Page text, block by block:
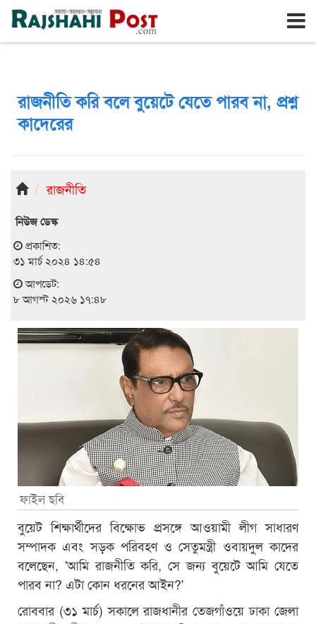
রাজশাহী শনিবার, ৮ই আগস্ট ২০২৬, ২৫শে শ্রাবণ ১৪৩৩
রাজনীতি করি বলে বুয়েটে যেতে পারব না, প্রশ্ন
কাদেরের
রাজনীতি
নিউজ ডেস্ক
প্রকাশিত:
৩১ মার্চ ২০২৪ ১৪:৫৪
আপডেট:
৮ আগস্ট ২০২৬ ১৭:৪৮
ফাইল ছবি
বুয়েট শিক্ষার্থীদের বিক্ষোভ প্রসঙ্গে আওয়ামী লীগ সাধারণ
সম্পাদক এবং সড়ক পরিবহণ ও সেতুমন্ত্রী ওবায়দুল কাদের
বলেছেন, 'আমি রাজনীতি করি, সে জন্য বুয়েটে আমি যেতে
পারব না? এটা কোন ধরনের আইন?'
রোববার (৩১ মার্চ) সকালে রাজধানীর তেজগাঁওয়ে ঢাকা জেলা